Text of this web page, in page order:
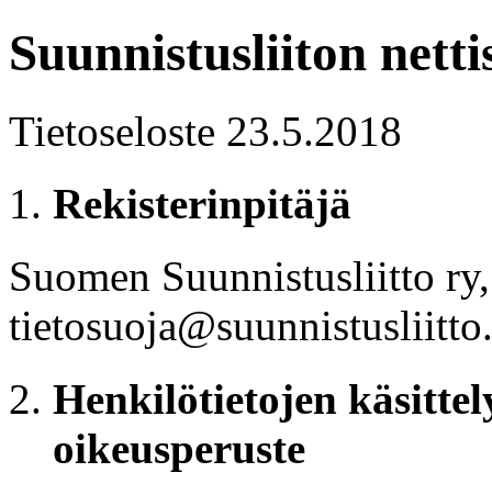
Suunnistusliiton
Tietoseloste 23.5.2018
Rekisterinpitäjä
Suomen Suunnistusliitto
Henkilötietojen
oikeusperuste